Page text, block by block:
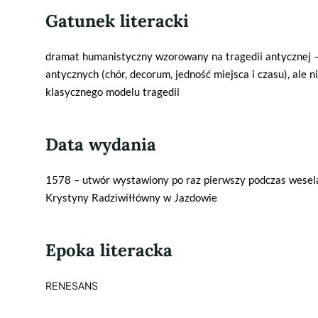
Gatunek literacki
dramat humanistyczny wzorowany na tragedii antycznej
antycznych (chór, decorum, jedność miejsca i czasu), ale
klasycznego modelu tragedii
Data wydania
1578 – utwór wystawiony po raz pierwszy podczas
Krystyny Radziwiłłówny w Jazdowie
Epoka literacka
RENESANS